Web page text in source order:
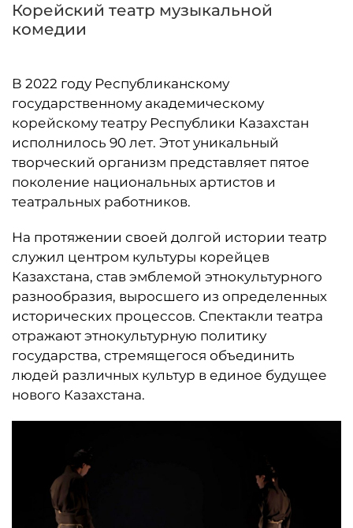
Корейский театр музыкальной
комедии
В 2022 году Республиканскому
государственному академическому
корейскому театру Республики Казахстан
исполнилось 90 лет. Этот уникальный
творческий организм представляет пятое
поколение национальных артистов и
театральных работников.
На протяжении своей долгой истории театр
служил центром культуры корейцев
Казахстана, став эмблемой этнокультурного
разнообразия, выросшего из определенных
исторических процессов. Спектакли театра
отражают этнокультурную политику
государства, стремящегося объединить
людей различных культур в единое будущее
нового Казахстана.